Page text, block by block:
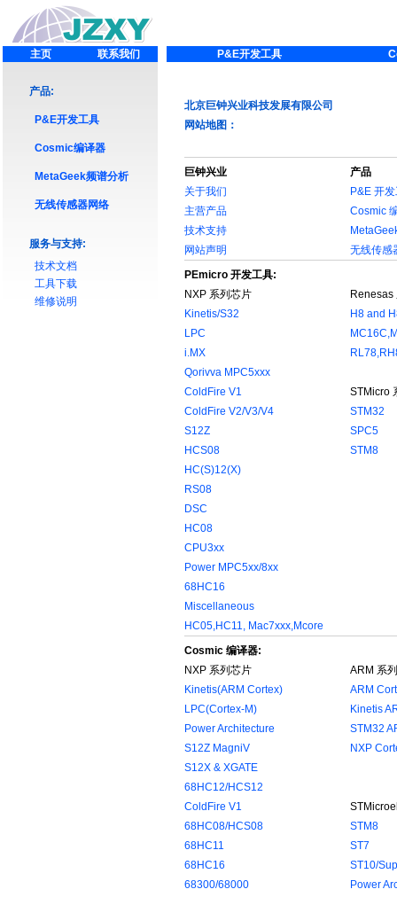
主页 联系我们
产品:
P&E开发工具
Cosmic编译器
MetaGeek频谱分析
无线传感器网络
服务与支持:
技术文档
工具下载
维修说明
P&E开发工具
北京巨钟兴业科技发展有限公司
网站地图：
巨钟兴业
关于我们
主营产品
技术支持
网站声明
产品
P&E 开
Cosmic
无线传感
PEmicro 开发工具:
NXP 系列芯片
Kinetis/S32
LPC
i.MX
Qorivva MPC5xxx
ColdFire V1
ColdFire V2/V3/V4
S12Z
HCS08
HC(S)12(X)
RS08
DSC
HC08
CPU3xx
Power MPC5xx/8xx
68HC16
Miscellaneous
HC05,HC11, Mac7xxx,Mcore
Renesas
H8 and
STMicro
STM32
SPC5
STM8
Cosmic 编译器:
NXP 系列芯片
Kinetis(ARM Cortex)
LPC(Cortex-M)
Power Architecture
S12Z MagniV
S12X & XGATE
68HC12/HCS12
ColdFire V1
68HC08/HCS08
68HC11
68HC16
68300/68000
ARM 系
ARM
Kinetis
STM32
NXP
STM8
ST7
ST10/
Power